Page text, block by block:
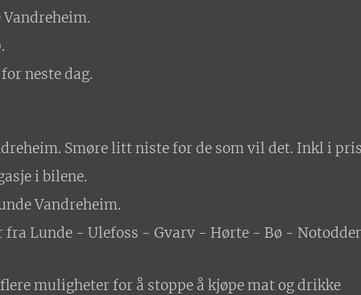
neste dag.
Smøre litt niste for de som vil det. Inkl i
i bilene.
Vandreheim.
fra Lunde - Ulefoss - Gvarv - Hørte - Bø -
muligheter for å stoppe å kjøpe mat og drikke